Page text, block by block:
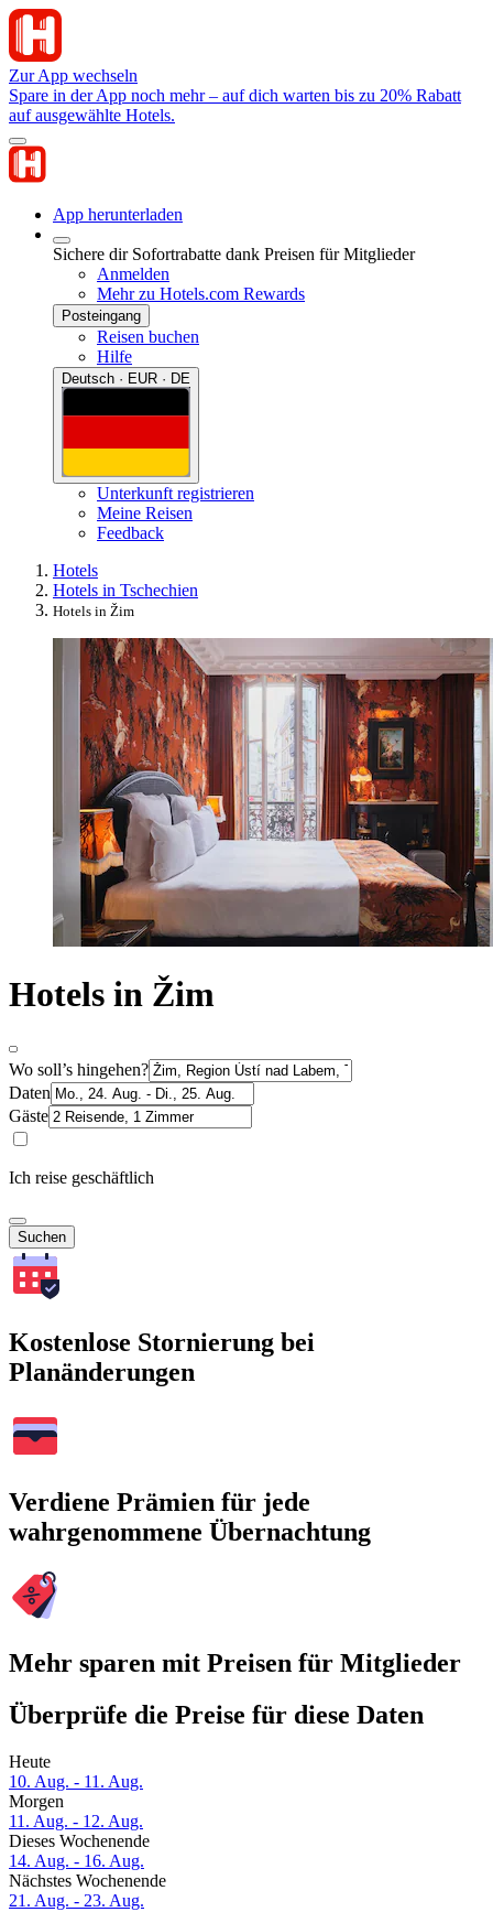
Zur App wechseln
Spare in der App noch mehr – auf dich warten bis zu 20% Rabatt
auf ausgewählte Hotels.
App herunterladen
Sichere dir Sofortrabatte dank Preisen für Mitglieder
Anmelden
Mehr zu Hotels.com Rewards
Posteingang
Reisen buchen
Hilfe
Deutsch · EUR · DE
Unterkunft registrieren
Meine Reisen
Feedback
Hotels
Hotels in Tschechien
Hotels in Žim
Hotels in Žim
Wo soll’s hingehen?
Daten
Gäste
Ich reise geschäftlich
Suchen
Kostenlose Stornierung bei
Planänderungen
Verdiene Prämien für jede
wahrgenommene Übernachtung
Mehr sparen mit Preisen für Mitglieder
Überprüfe die Preise für diese Daten
Heute
10. Aug. - 11. Aug.
Morgen
11. Aug. - 12. Aug.
Dieses Wochenende
14. Aug. - 16. Aug.
Nächstes Wochenende
21. Aug. - 23. Aug.